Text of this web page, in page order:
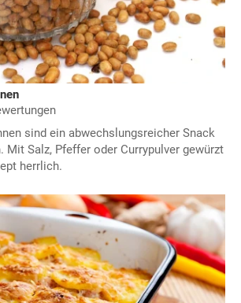
sind ein abwechslungsreicher Snack
Mit Salz, Pfeffer oder Currypulver gewürzt
herrlich.